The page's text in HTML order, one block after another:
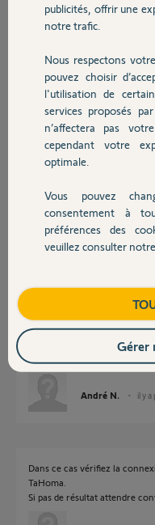
Domotique
Chauffage
Autres produits
Devis avec un pro
Contact
Merci.
André N.
il y a presque 8 ans
Réponses
Bonjour
Pouvez-vous actionner la
Oui je peux l'allumer,
André N. il y
Dans ce cas vérifiez la
TaHoma.
Si pas de résultat attendre
publicités, offrir une
notre trafic.
Nous respectons
pouvez choisir
l'utilisation de
services proposés
n’affectera pas
cependant votre
optimale.
Vous pouvez
consentement à
préférences des
veuillez consulter notre
Gérer